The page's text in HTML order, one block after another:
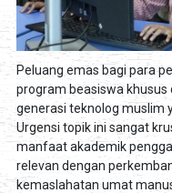
Peluang emas bagi para
program beasiswa khusus
generasi teknolog muslim
Urgensi topik ini sangat
manfaat akademik
relevan dengan
kemaslahatan umat